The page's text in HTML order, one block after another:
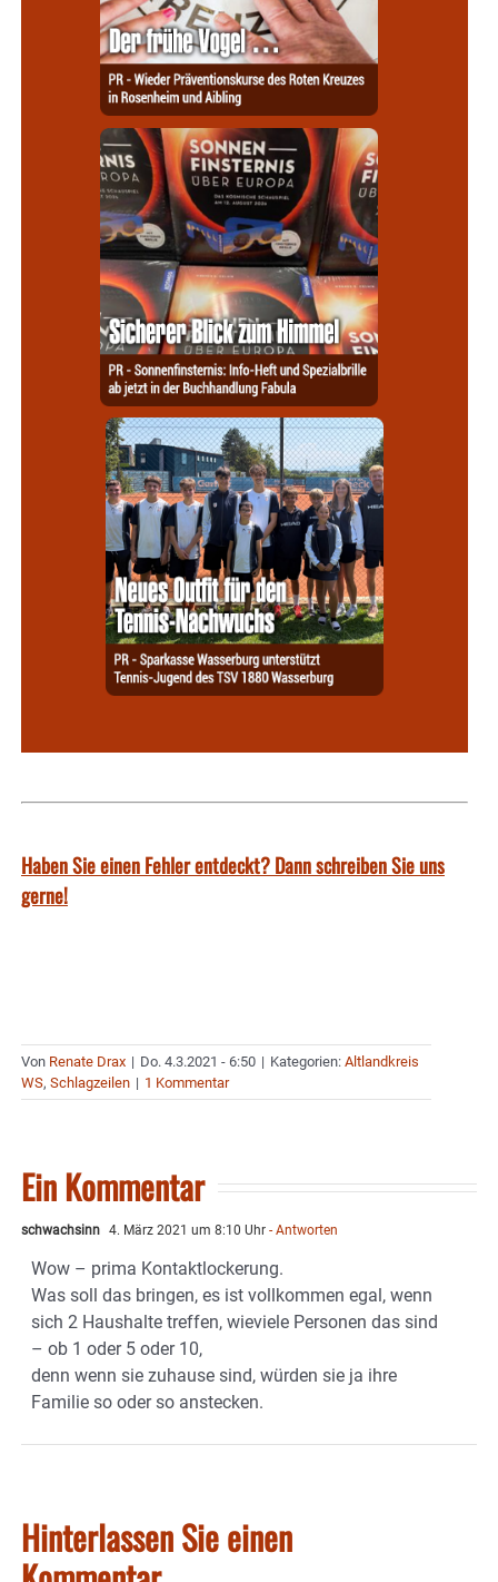
Haben Sie einen Fehler entdeckt? Dann schreiben Sie uns
gerne!
Von Renate Drax | Do. 4.3.2021 - 6:50 | Kategorien: Altlandkreis
WS, Schlagzeilen | 1 Kommentar
Ein Kommentar
schwachsinn 4. März 2021 um 8:10 Uhr - Antworten
Wow – prima Kontaktlockerung.
Was soll das bringen, es ist vollkommen egal, wenn
sich 2 Haushalte treffen, wieviele Personen das sind
– ob 1 oder 5 oder 10,
denn wenn sie zuhause sind, würden sie ja ihre
Familie so oder so anstecken.
Hinterlassen Sie einen